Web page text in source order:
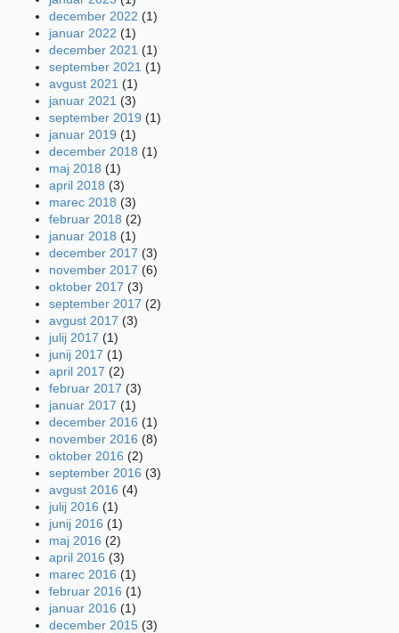
december 2022 (1)
januar 2022 (1)
december 2021 (1)
september 2021 (1)
avgust 2021 (1)
januar 2021 (3)
september 2019 (1)
januar 2019 (1)
december 2018 (1)
maj 2018 (1)
april 2018 (3)
marec 2018 (3)
februar 2018 (2)
januar 2018 (1)
december 2017 (3)
november 2017 (6)
oktober 2017 (3)
september 2017 (2)
avgust 2017 (3)
julij 2017 (1)
junij 2017 (1)
april 2017 (2)
februar 2017 (3)
januar 2017 (1)
december 2016 (1)
november 2016 (8)
oktober 2016 (2)
september 2016 (3)
avgust 2016 (4)
julij 2016 (1)
junij 2016 (1)
maj 2016 (2)
april 2016 (3)
marec 2016 (1)
februar 2016 (1)
januar 2016 (1)
december 2015 (3)